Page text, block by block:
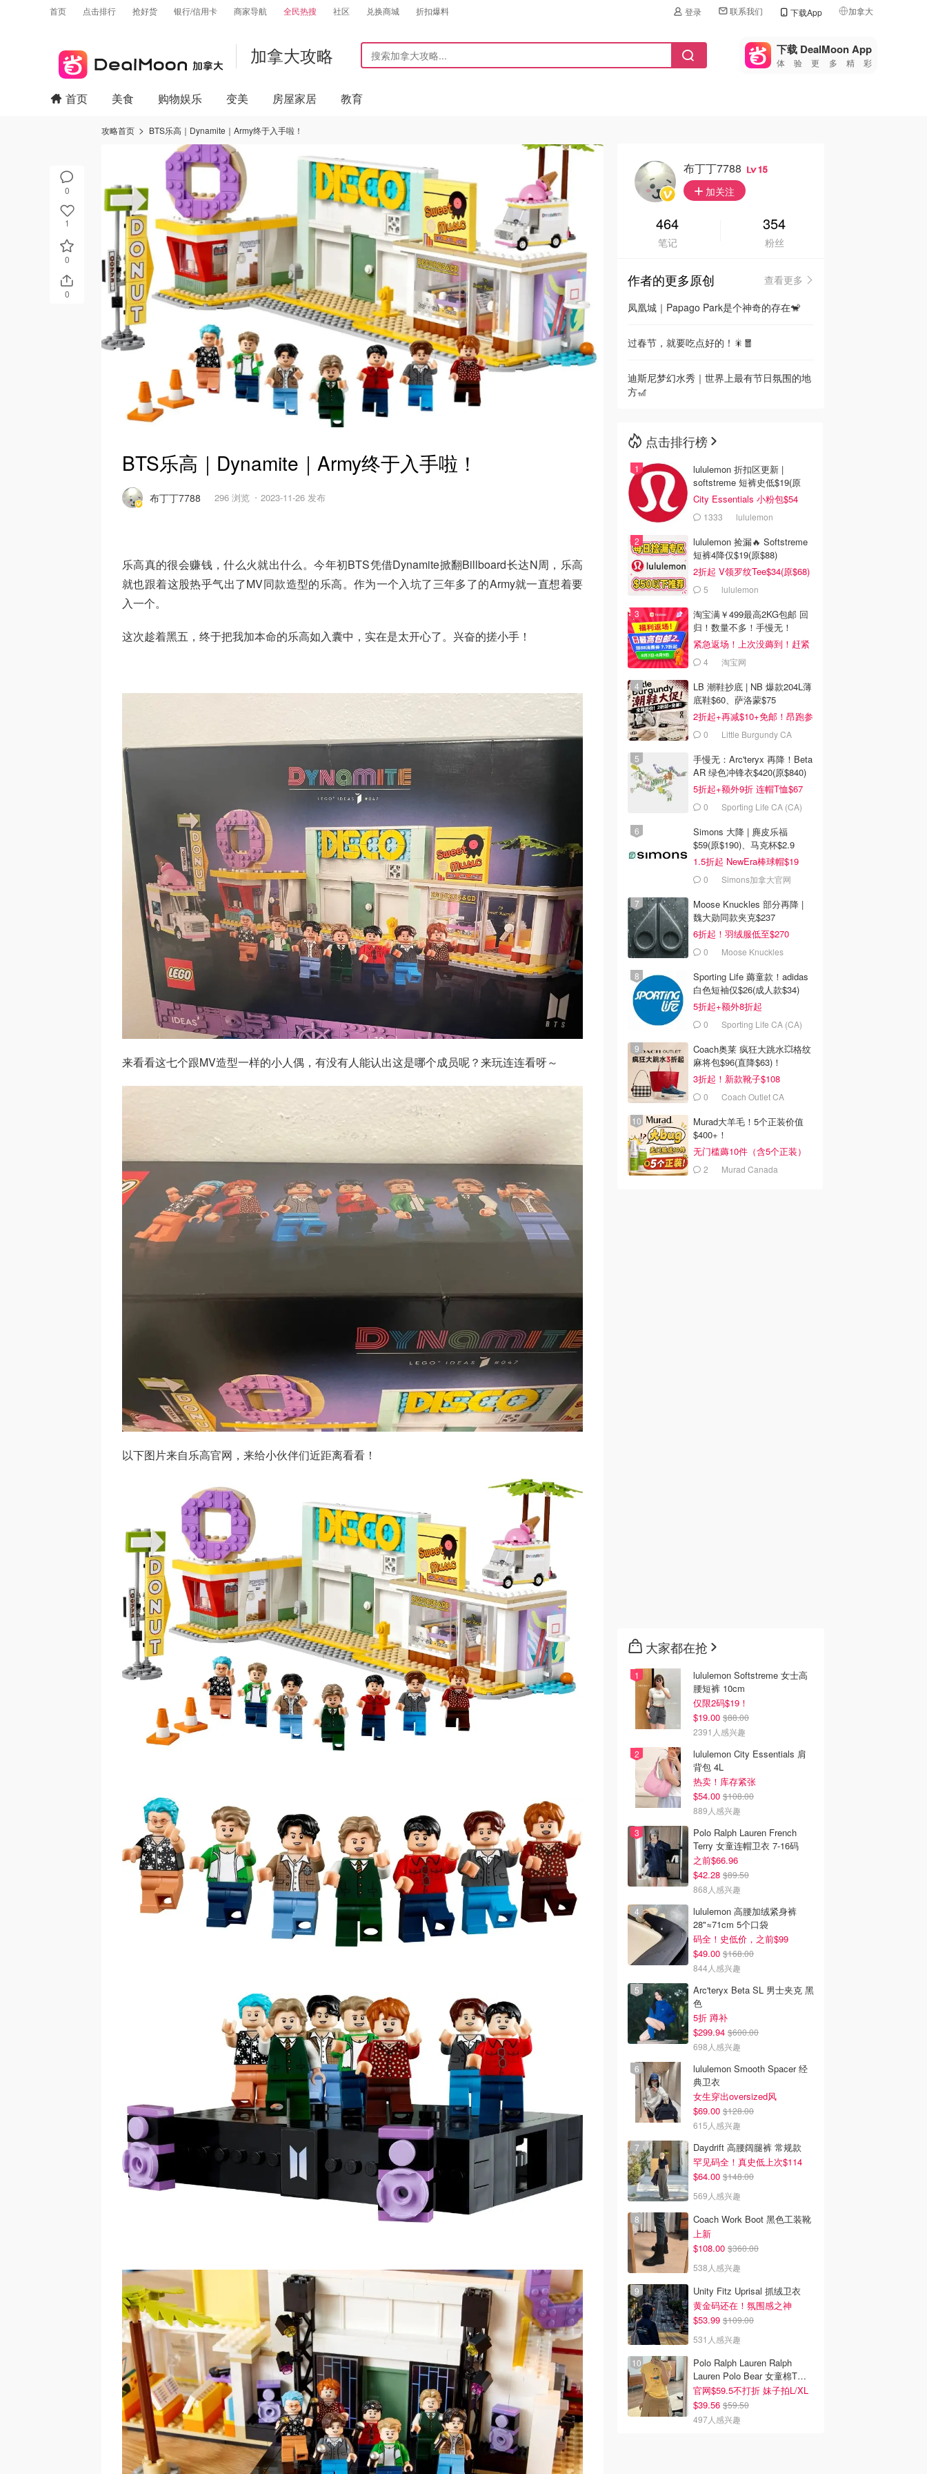
首页 点击排行 抢好货 银行/信用卡 商家导航 全民热搜 社区 兑换商城 折扣爆料 登录 联系我们 下载App 加拿大
🇺🇸
美国
🇨🇳中国
🇮🇹
🇦🇺
🇳🇿新西兰
加拿大攻略 下载 DealMoon App
体验更多精彩
0
1
0
0
首页 美食 购物娱乐 变美 房屋家居 教育
攻略首页 BTS乐高｜Dynamite｜Army终于入手啦！
BTS乐高｜Dynamite｜Army终于入手啦！
布丁丁7788 296 浏览 2023-11-26 发布
乐高真的很会赚钱，什么火就出什么。今年初BTS凭借Dynamite掀翻Billboard长达N周，乐高
就也跟着这股热乎气出了MV同款造型的乐高。作为一个入坑了三年多了的Army就一直想着要
入一个。
这次趁着黑五，终于把我加本命的乐高如入囊中，实在是太开心了。兴奋的搓小手！
来看看这七个跟MV造型一样的小人偶，有没有人能认出这是哪个成员呢？来玩连连看呀～
以下图片来自乐高官网，来给小伙伴们近距离看看！
布丁丁7788 15
加关注
464
笔记
354
粉丝
作者的更多原创
查看更多
凤凰城｜Papago Park是个神奇的存在🐒
过春节，就要吃点好的！🎇🧧
迪斯尼梦幻水秀｜世界上最有节日氛围的地
方🎢
点击排行榜
lululemon 折扣区更新 |
softstreme 短裤史低$19(原
$88)
City Essentials 小粉包$54
1333 lululemon
lululemon 捡漏🔥 Softstreme
短裤4降仅$19(原$88)
2折起 V领罗纹Tee$34(原$68)
5 lululemon
淘宝满￥499最高2KG包邮 回
归！数量不多！手慢无！
紧急返场！上次没薅到！赶紧
冲 4 淘宝网
LB 潮鞋抄底 | NB 爆款204L薄
底鞋$60、萨洛蒙$75
2折起+再减$10+免邮！昂跑参
加 0
Little Burgundy CA
手慢无：Arc'teryx 再降！Beta
AR 绿色冲锋衣$420(原$840)
5折起+额外9折 连帽T恤$67
0 Sporting Life CA (CA)
Simons 大降 | 麂皮乐福
$59(原$190)、马克杯$2.9
1.5折起 NewEra棒球帽$19
0 Simons加拿大官网
Moose Knuckles 部分再降 |
魏大勋同款夹克$237
6折起！羽绒服低至$270
0 Moose Knuckles
Sporting Life 薅童款！adidas
白色短袖仅$26(成人款$34)
5折起+额外8折起
0 Sporting Life CA (CA)
Coach奥莱 疯狂大跳水💥格纹
麻将包$96(直降$63)！
3折起！新款靴子$108
0 Coach Outlet CA
Murad大羊毛！5个正装价值
$400+！
无门槛薅10件（含5个正装）
2 Murad Canada
大家都在抢
lululemon Softstreme 女士高
腰短裤 10cm
仅限2码$19！
$19.00 $88.00
2391人感兴趣
lululemon City Essentials 肩
背包 4L
热卖！库存紧张
$54.00 $108.00
889人感兴趣
Polo Ralph Lauren French
Terry 女童连帽卫衣 7-16码
之前$66.96
$42.28 $89.50
868人感兴趣
lululemon 高腰加绒紧身裤
28"≈71cm 5个口袋
码全！史低价，之前$99
$49.00 $168.00
844人感兴趣
Arc'teryx Beta SL 男士夹克 黑
色
5折 蹲补
$299.94 $600.00
698人感兴趣
lululemon Smooth Spacer 经
典卫衣
女生穿出oversized风
$69.00 $128.00
615人感兴趣
Daydrift 高腰阔腿裤 常规款
罕见码全！真史低上次$114
$64.00 $148.00
569人感兴趣
Coach Work Boot 黑色工装靴
上新
$108.00 $360.00
538人感兴趣
Unity Fitz Uprisal 抓绒卫衣
黄金码还在！氛围感之神
$53.99 $109.00
531人感兴趣
Polo Ralph Lauren Ralph
Lauren Polo Bear 女童棉T恤
染色 1件
官网$59.5不打折 妹子拍L/XL
$39.56 $59.50
497人感兴趣